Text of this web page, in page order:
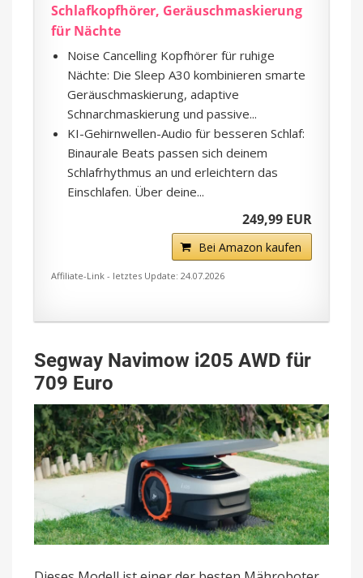
Schlafkopfhörer, Geräuschmaskierung
für Nächte
Noise Cancelling Kopfhörer für ruhige
Nächte: Die Sleep A30 kombinieren smarte
Geräuschmaskierung, adaptive
Schnarchmaskierung und passive...
KI-Gehirnwellen-Audio für besseren Schlaf:
Binaurale Beats passen sich deinem
Schlafrhythmus an und erleichtern das
Einschlafen. Über deine...
249,99 EUR
Bei Amazon kaufen
Affiliate-Link - letztes Update: 24.07.2026
Segway Navimow i205 AWD für
709 Euro